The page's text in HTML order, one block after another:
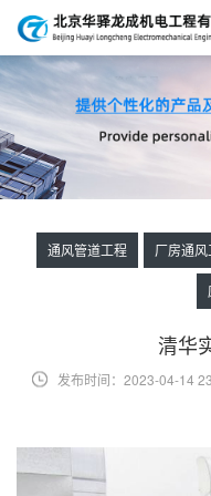
通风管道工程 厂房通风
清华
发布时间：2023-04-14